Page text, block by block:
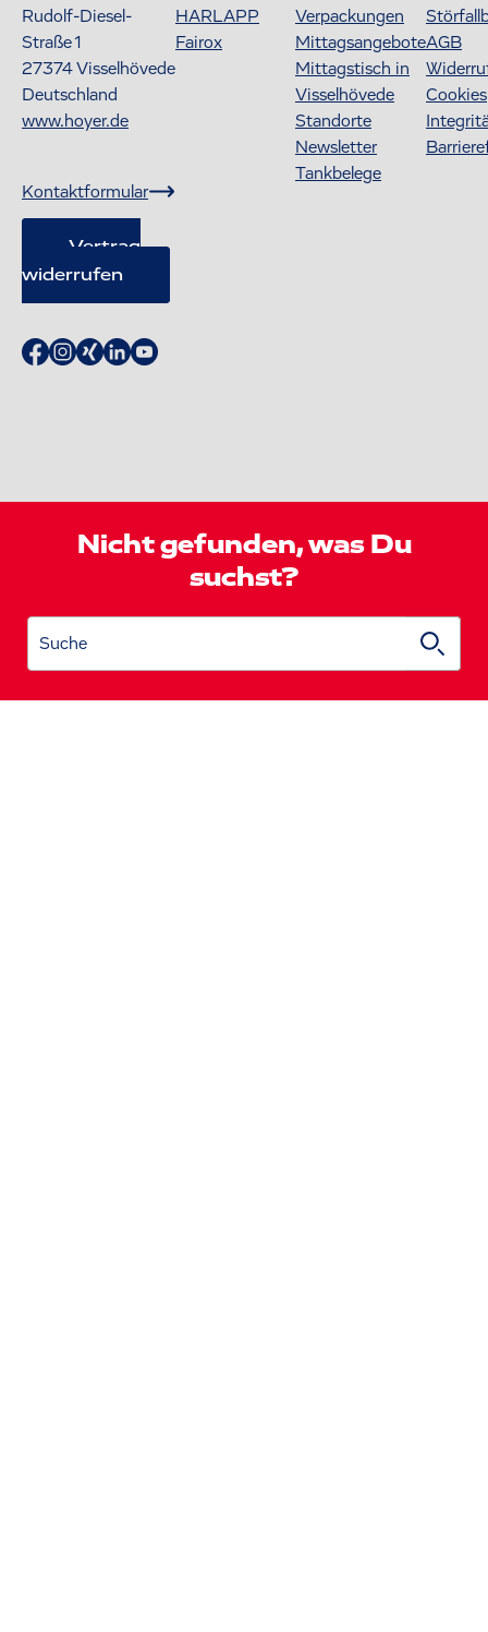
Rudolf-Diesel-
Straße 1
27374Visselhövede
Deutschland
www.hoyer.de
Kontaktformular
Vertrag
widerrufen
HARLAPP
Fairox
Verpackungen
Mittagsangebote
Mittagstisch in
Visselhövede
Standorte
Newsletter
Tankbelege
AGB
Cookies
Nicht gefunden, was Du
suchst?
Suche